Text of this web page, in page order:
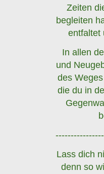
Zeiten
begleiten
entfaltet
In allen
und
des
die du in
Lass dich
denn so